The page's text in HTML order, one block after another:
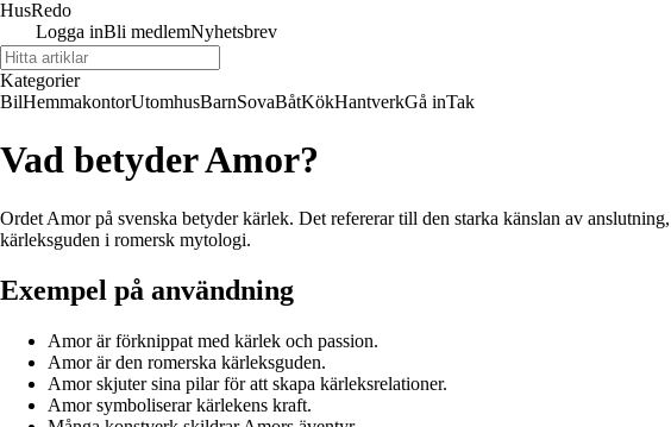
HusRedo
Logga inBli medlemNyhetsbrev
Kategorier
BilHemmakontorUtomhusBarnSovaBåtKökHantverkGå inTak
Vad betyder Amor?
Ordet Amor på svenska betyder kärlek. Det refererar till den starka känslan av
kärleksguden i romersk mytologi.
Exempel på användning
Amor är förknippat med kärlek och passion.
Amor är den romerska kärleksguden.
Amor skjuter sina pilar för att skapa kärleksrelationer.
Amor symboliserar kärlekens kraft.